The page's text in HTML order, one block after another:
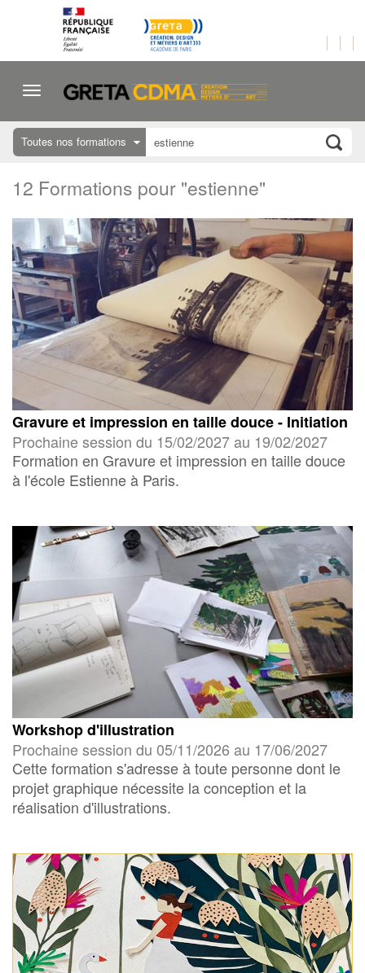
Toutes nos formations
12 Formations pour "estienne"
Gravure et impression en taille douce - Initiation
Prochaine session du 15/02/2027 au 19/02/2027
Formation en Gravure et impression en taille douce
à l'école Estienne à Paris.
Workshop d'illustration
Prochaine session du 05/11/2026 au 17/06/2027
Cette formation s'adresse à toute personne dont le
projet graphique nécessite la conception et la
réalisation d'illustrations.